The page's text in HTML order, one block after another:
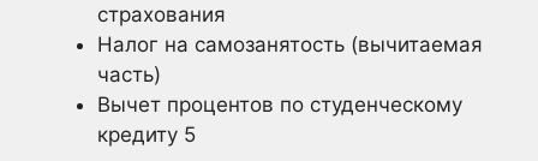
страхования
Налог на самозанятость (вычитаемая
часть)
Вычет процентов по студенческому
кредиту 5